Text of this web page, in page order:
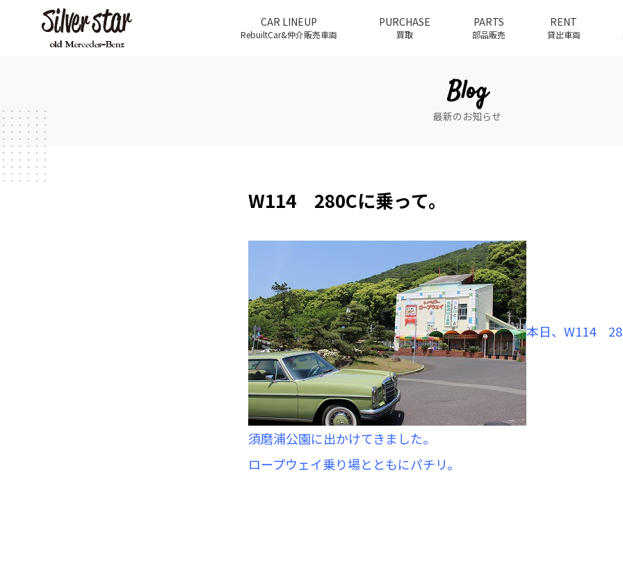
CAR LINEUP
RebuiltCar&仲介販売車両
PURCHASE
買取
PARTS
部品販売
RENT
貸出車両
Blog
最新のお知らせ
W114 280Cに乗って。
本日、W114
須磨浦公園に出かけてきました。
ロープウェイ乗り場とともにパチリ。